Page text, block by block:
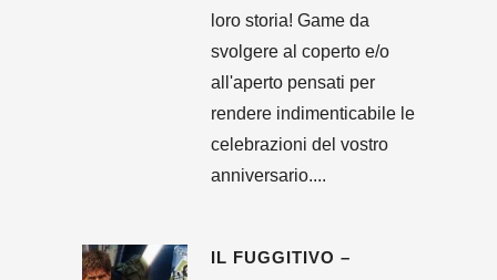
loro storia! Game da
svolgere al coperto e/o
all'aperto pensati per
rendere indimenticabile le
celebrazioni del vostro
anniversario....
IL FUGGITIVO –